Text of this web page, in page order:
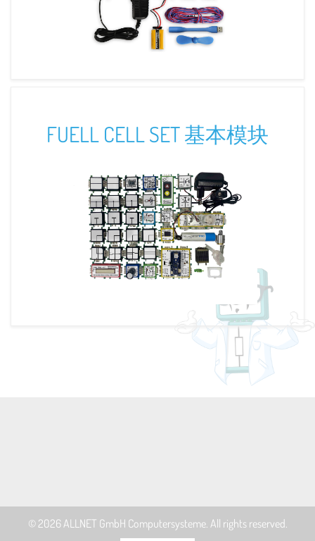
FUELL CELL SET 基本模块
© 2026ALLNET GmbH Computersysteme. All rights reserved.